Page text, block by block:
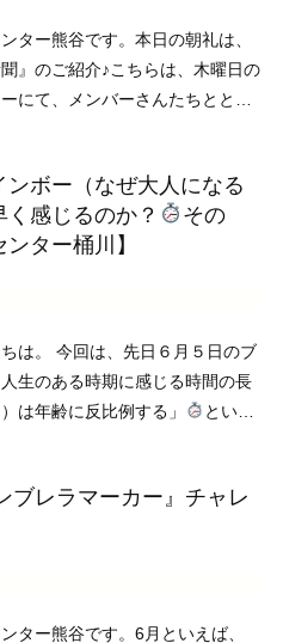
ター熊谷です。本日の朝礼は、
』のご紹介♪こちらは、木曜日の
にて、メンバーさんたちととも
大切なのに、生成AIは子供にと
ボー（なぜ大人になる
感じるのか？
その
ター桶川】
は。 今回は、先日６月５日のブ
生のある時期に感じる時間の長
は年齢に反比例する」
という
が「年齢」の１点だけというの
ブレラマーカー』チャレ
ター熊谷です。6月といえば、